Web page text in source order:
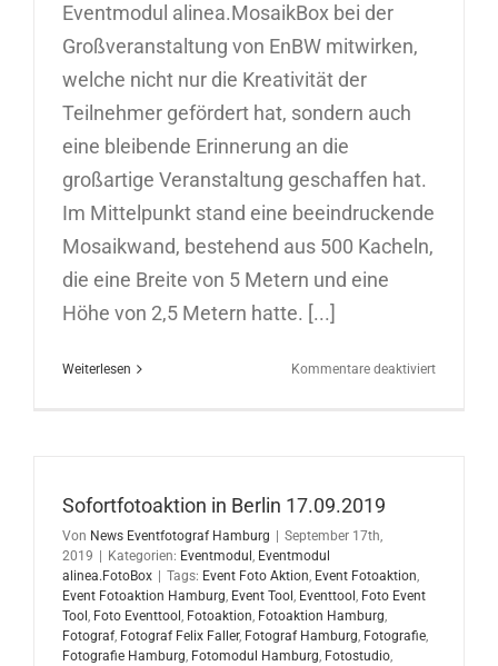
Eventmodul alinea.MosaikBox bei der
Großveranstaltung von EnBW mitwirken,
welche nicht nur die Kreativität der
Teilnehmer gefördert hat, sondern auch
eine bleibende Erinnerung an die
großartige Veranstaltung geschaffen hat.
Im Mittelpunkt stand eine beeindruckende
Mosaikwand, bestehend aus 500 Kacheln,
die eine Breite von 5 Metern und eine
Höhe von 2,5 Metern hatte. [...]
Weiterlesen Kommentare deaktiviertfür
Sofortfotoaktion in Berlin 17.09.2019
Von News Eventfotograf Hamburg
September 17th,
2019
Kategorien: Eventmodul , Eventmodul
alinea.FotoBox
Tags: Event Foto Aktion, Event Fotoaktion,
Event Fotoaktion Hamburg, Event Tool , Eventtool , Foto Event
Tool , Foto Eventtool , Fotoaktion, Fotoaktion Hamburg,
Fotograf, Fotograf Felix Faller, Fotograf Hamburg, Fotografie,
Fotografie Hamburg, Fotomodul Hamburg, Fotostudio,